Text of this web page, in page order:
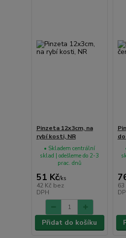
Pinzeta 12x3cm, na
rybí kosti, NR
51 Kč/ks
42 Kč bez
DPH
• Skladem centrální
sklad | odešleme do 2-3
prac. dnů
Přidat do košíku
63